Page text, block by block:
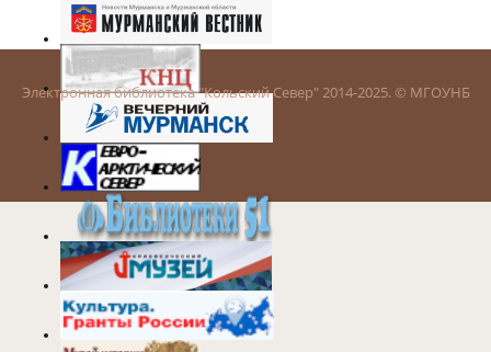
Электронная библиотека "Кольский Север" 2014-2025. © МГОУНБ